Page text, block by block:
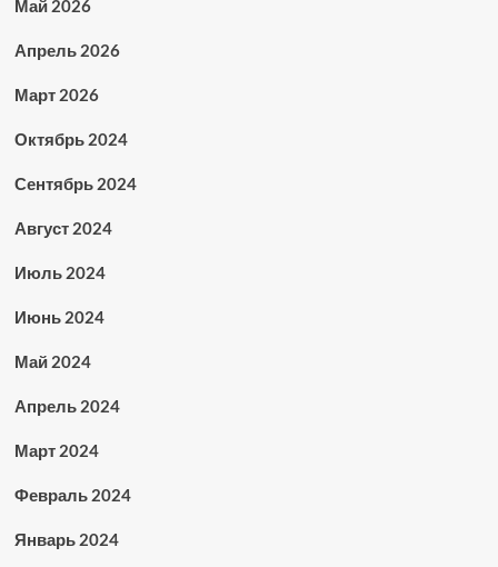
Май 2026
Апрель 2026
Март 2026
Октябрь 2024
Сентябрь 2024
Август 2024
Июль 2024
Июнь 2024
Май 2024
Апрель 2024
Март 2024
Февраль 2024
Январь 2024